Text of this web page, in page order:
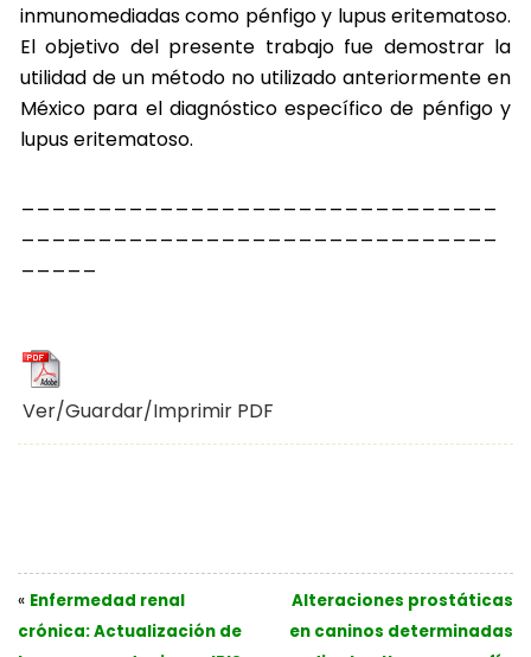
inmunomediadas como pénfigo y lupus eritematoso.
El objetivo del presente trabajo fue demostrar la
utilidad de un método no utilizado anteriormente en
México para el diagnóstico específico de pénfigo y
lupus eritematoso.
Ver/Guardar/Imprimir PDF
« Enfermedad renal
crónica: Actualización de
Alteraciones prostáticas
en caninos determinadas